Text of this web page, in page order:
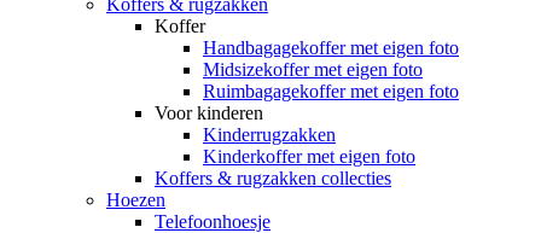
Koffer
Handbagagekoffer met eigen foto
Midsizekoffer met eigen foto
Ruimbagagekoffer met eigen foto
Voor kinderen
Kinderrugzakken
Kinderkoffer met eigen foto
Koffers & rugzakken collecties
Hoezen
Telefoonhoesje